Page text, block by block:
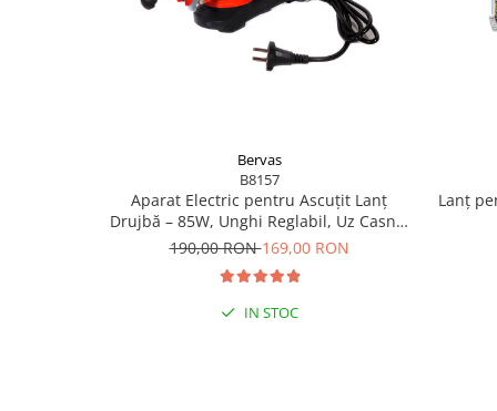
Pistoale de bătut cuie
Aparate de Tăiat Gresie
Briceag multifuncțional
Bervas
B8157
Aparat Electric pentru Ascuțit Lanț
Drujbă – 85W, Unghi Reglabil, Uz Casnic
și Semi-Profesional
190,00 RON169,00 RON
IN STOC
Lanț